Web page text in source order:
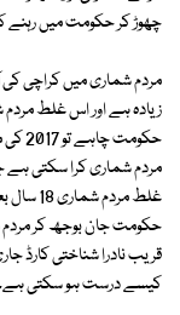
چھوڑ کر حکومت میں رہنے
مردم شماری میں کراچی
زیادہ ہے اور اس غلط
مردم شماری کرا سکتی ہے
غلط
حکومت جان بوجھ کر مردم
قریب نادرا شناختی کارڈ
کیسے درست ہو سکتی